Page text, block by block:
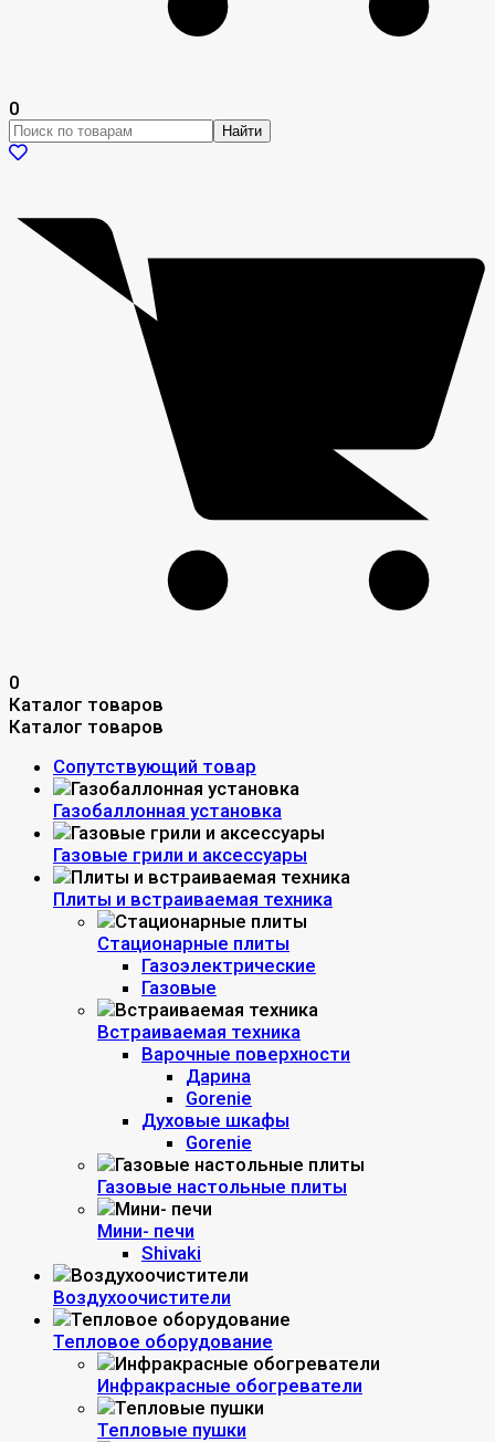
0
Найти
0
Каталог товаров
Каталог товаров
Сопутствующий товар
Газобаллонная установка
Газовые грили и аксессуары
Плиты и встраиваемая техника
Стационарные плиты
Газоэлектрические
Газовые
Встраиваемая техника
Варочные поверхности
Дарина
Gorenie
Духовые шкафы
Gorenie
Газовые настольные плиты
Мини- печи
Shivaki
Воздухоочистители
Тепловое оборудование
Инфракрасные обогреватели
Тепловые пушки